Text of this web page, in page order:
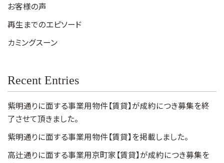
お客様の声
再生までのエピソード
カミングスーン
Recent Entries
紫明通りに面する事業用物件【賃貸】が成約につき募集を終
了させて頂きました。
紫明通りに面する事業用物件【賃貸】を掲載しました。
高辻通りに面する事業用京町家【賃貸】が成約につき募集を